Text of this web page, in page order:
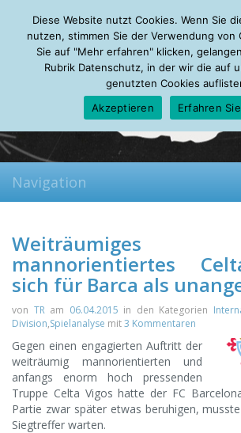
Friday, 07.08.2026
Mein Account
About Autoren
Navigation
mannorientiertes
sich für Barca als
von TRam 06.04.2015 in den Kategorien
Division,Spielanalyse mit3 Kommentaren
Gegen einen engagierten Auftritt der
weiträumig mannorientierten und
anfangs enorm hoch pressenden
Truppe Celta Vigos hatte der FC
Partie zwar später etwas beruhigen,
Siegtreffer warten.
Diese Website nutzt Cookies. Wenn Sie
nutzen, stimmen Sie der Verwendung von
Sie auf "Mehr erfahren" klicken,
Rubrik Datenschutz, in der wir die auf
genutzten Cookies
Akzeptieren
Erfahren